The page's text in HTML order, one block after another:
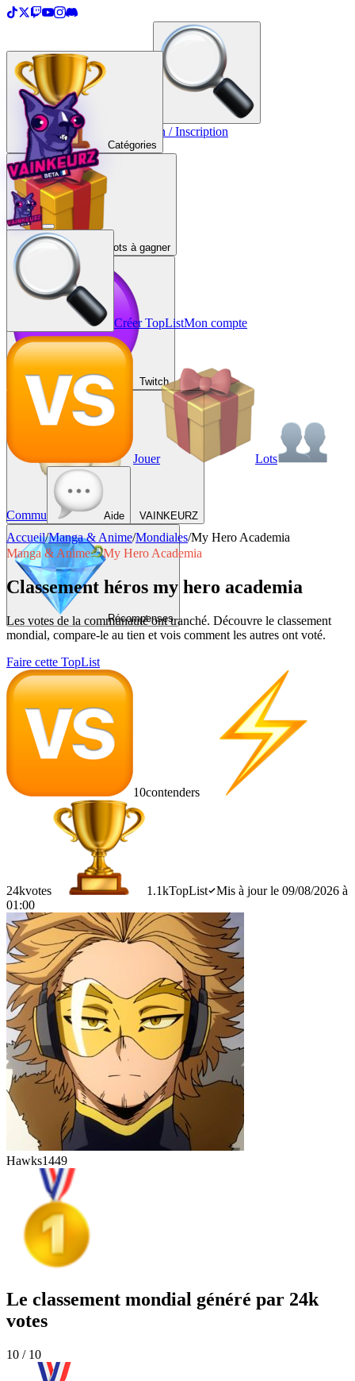
Créer une TopList Connexion / Inscription
Catégories
Lots à gagner
Twitch
VAINKEURZ
Récompenses
Créer TopListMon compte
Jouer Lots
Commu Aide
Accueil/Manga & Anime/Mondiales/My Hero Academia
Manga & Anime
My Hero Academia
Classement héros my hero academia
Les votes de la communauté ont tranché. Découvre le classement
mondial, compare-le au tien et vois comment les autres ont voté.
Faire cette TopList
10contenders
24kvotes 1.1kTopList
Mis à jour le 09/08/2026 à
01:00
Hawks1449
Le classement mondial généré par 24k
votes
10 / 10